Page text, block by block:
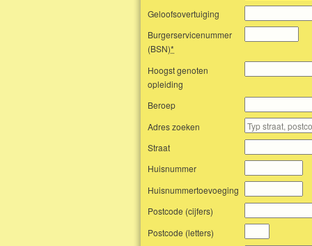
Geloofsovertuiging
Burgerservicenummer
(BSN)*
Hoogst genoten
opleiding
Beroep
Adres zoeken
Straat
Huisnummer
Huisnummertoevoeging
Postcode (cijfers)
Postcode (letters)